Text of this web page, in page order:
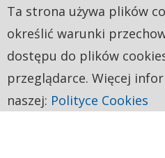
Ta strona używa plików
określić warunki
dostępu do plików
przeglądarce. Więcej
naszej: Polityce Cookies